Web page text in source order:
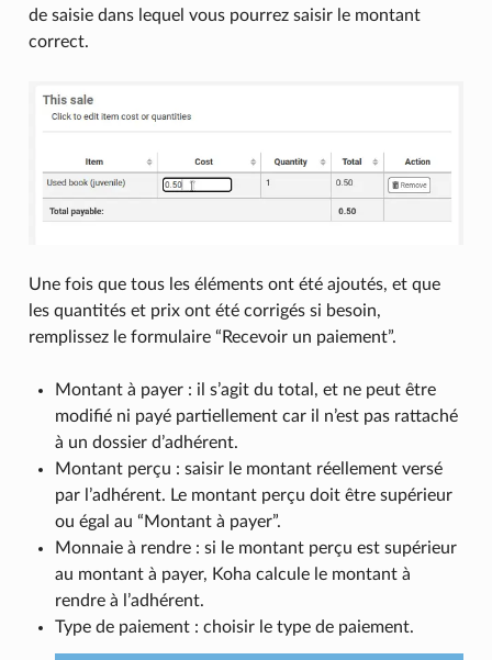
de saisie dans lequel vous pourrez saisir le montant
correct.
Une fois que tous les éléments ont été ajoutés, et que
les quantités et prix ont été corrigés si besoin,
remplissez le formulaire “Recevoir un paiement”.
Montant à payer : il s’agit du total, et ne peut être
modifié ni payé partiellement car il n’est pas rattaché
à un dossier d’adhérent.
Montant perçu : saisir le montant réellement versé
par l’adhérent. Le montant perçu doit être supérieur
ou égal au “Montant à payer”.
Monnaie à rendre : si le montant perçu est supérieur
au montant à payer, Koha calcule le montant à
rendre à l’adhérent.
Type de paiement : choisir le type de paiement.